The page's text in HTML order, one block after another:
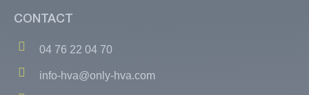
CONTACT
04 76 22 04 70
info-hva@only-hva.com